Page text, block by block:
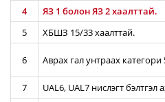
4
ЯЗ 1 болон ЯЗ 2 хаалттай.
5
ХБШЗ 15/33 хаалттай.
6 Аврах гал унтраах категори
7
UAL6, UAL7 нислэгт